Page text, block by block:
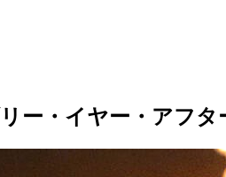
ー・イヤー・アフ